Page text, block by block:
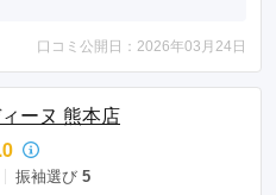
口コミ公開日：2026年03月24日
ーヌ 熊本店
振袖選び 5